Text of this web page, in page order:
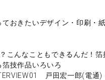
ておきたいデザイン・印刷・
こんなこともできるんだ！箔
箔技作品いろいろ
戸田宏一郎(電通)